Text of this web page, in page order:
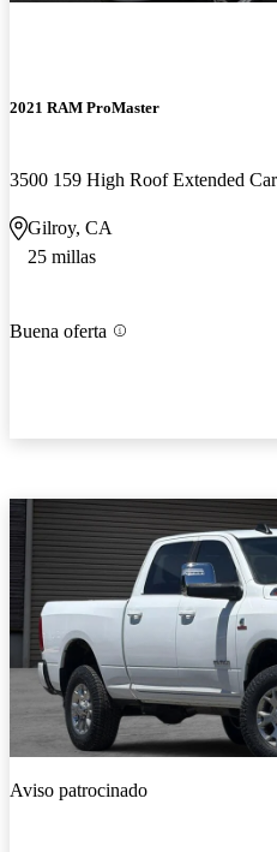
2021 RAM ProMaster
3500 159 High Roof Extended
Gilroy, CA
25 millas
Buena oferta
Aviso patrocinado